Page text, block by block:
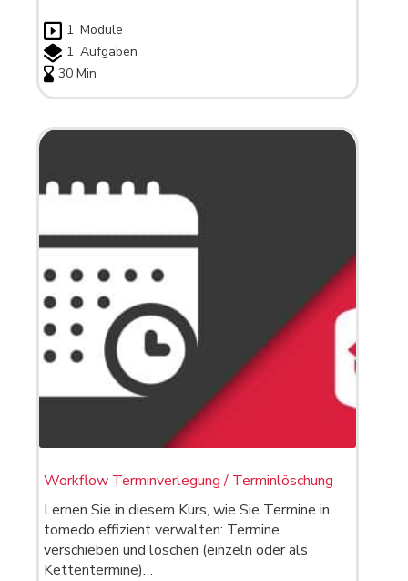
1 Module
1 Aufgaben
30 Min
Workflow Terminverlegung / Terminlöschung
Lernen Sie in diesem Kurs, wie Sie Termine in
tomedo effizient verwalten: Termine
verschieben und löschen (einzeln oder als
Kettentermine)…